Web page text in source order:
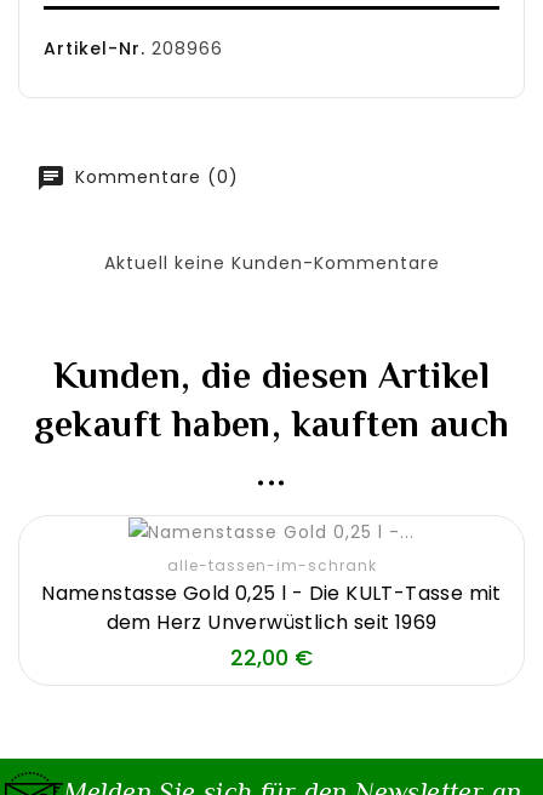
Artikel-Nr. 208966
Kommentare (0)
Aktuell keine Kunden-Kommentare
Kunden, die diesen Artikel
gekauft haben, kauften auch
...
alle-tassen-im-schrank
Namenstasse Gold 0,25 l - Die KULT-Tasse mit
dem Herz Unverwüstlich seit 1969
22,00 €Preis